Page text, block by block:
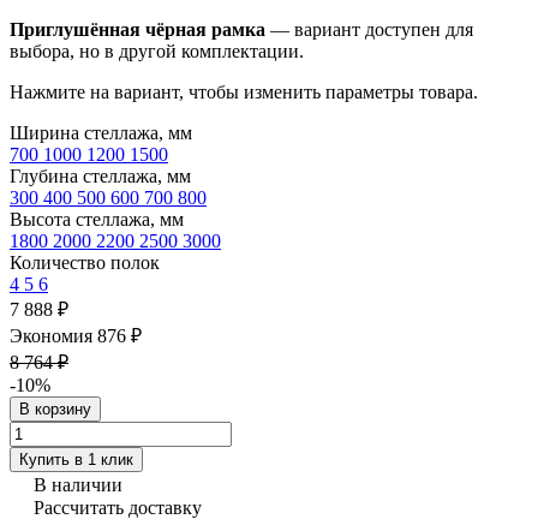
Приглушённая чёрная рамка — вариант доступен для
выбора, но в другой комплектации.
Нажмите на вариант, чтобы изменить параметры товара.
Ширина стеллажа, мм
700 1000 1200 1500
Глубина стеллажа, мм
300 400 500 600 700 800
Высота стеллажа, мм
1800 2000 2200 2500 3000
Количество полок
4 5 6
7 888 ₽
Экономия 876 ₽
8 764 ₽
-10%
В корзину
Купить в 1 клик
В наличии
Рассчитать доставку